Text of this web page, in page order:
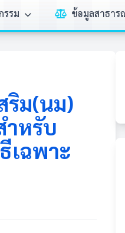
รรม ข้อมูลสาธาร
ริม(นม)
ำหรับ
เฉพาะ